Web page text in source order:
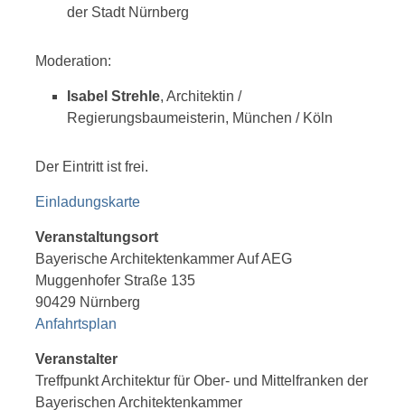
der Stadt Nürnberg
Moderation:
Isabel Strehle, Architektin /
Regierungsbaumeisterin, München / Köln
Der Eintritt ist frei.
Einladungskarte
Veranstaltungsort
Bayerische Architektenkammer Auf AEG
Muggenhofer Straße 135
90429 Nürnberg
Anfahrtsplan
Veranstalter
Treffpunkt Architektur für Ober- und Mittelfranken der
Bayerischen Architektenkammer